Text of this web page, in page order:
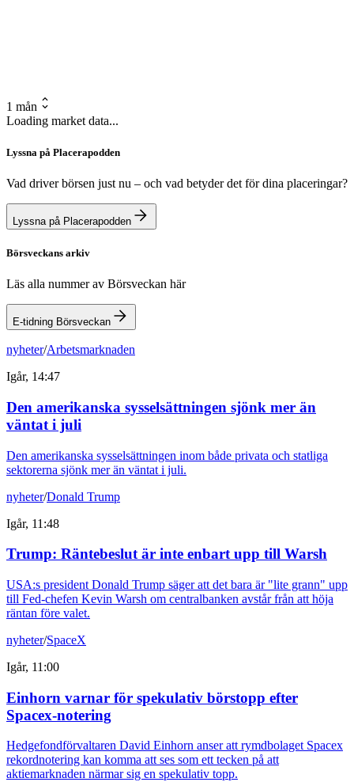
1 mån
Loading market data...
Lyssna på Placerapodden
Vad driver börsen just nu – och vad betyder det för dina placeringar?
Lyssna på Placerapodden
Börsveckans arkiv
Läs alla nummer av Börsveckan här
E-tidning Börsveckan
nyheter/Arbetsmarknaden
Igår, 14:47
Den amerikanska sysselsättningen sjönk mer än
väntat i juli
Den amerikanska sysselsättningen inom både privata och statliga
sektorerna sjönk mer än väntat i juli.
nyheter/Donald Trump
Igår, 11:48
Trump: Räntebeslut är inte enbart upp till Warsh
USA:s president Donald Trump säger att det bara är "lite grann" upp
till Fed-chefen Kevin Warsh om centralbanken avstår från att höja
räntan före valet.
nyheter/SpaceX
Igår, 11:00
Einhorn varnar för spekulativ börstopp efter
Spacex-notering
Hedgefondförvaltaren David Einhorn anser att rymdbolaget Spacex
rekordnotering kan komma att ses som ett tecken på att
aktiemarknaden närmar sig en spekulativ topp.